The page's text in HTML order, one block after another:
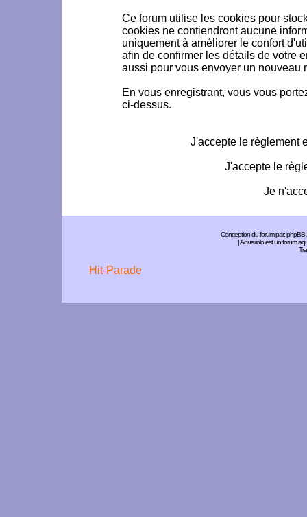
Ce forum utilise les cookies pour
cookies ne contiendront aucune
uniquement à améliorer le confort
afin de confirmer les détails de votre
aussi pour vous envoyer un nouveau
En vous enregistrant, vous vous
ci-dessus.
J'accepte le règlement
J'accepte le
Je
Conception du forum par:phpBB
| Aquariolo est un forum